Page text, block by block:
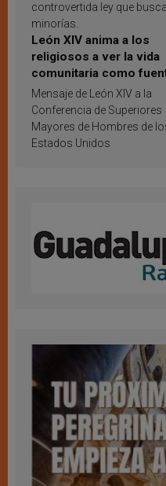
controvertida ley que
minorías.
León XIV anima a los
religiosos a ver la vida
comunitaria como
inspiración y
Mensaje de León XIV a la
Conferencia de Superiores
Mayores de Hombres de
Estados Unidos